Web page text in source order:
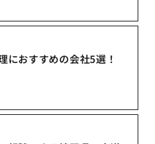
におすすめの会社5選！